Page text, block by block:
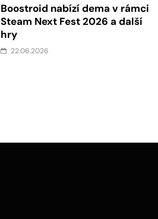
Boostroid nabízí dema v rámci
Steam Next Fest 2026 a další
hry
22.06.2026